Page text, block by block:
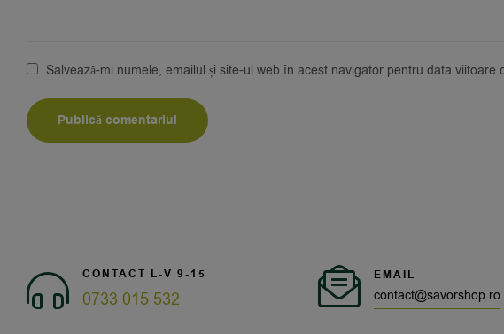
Salvează-mi numele, emailul și site-ul web în acest navigator pentru data viitoare
CONTACT L-V 9-15
0733 015 532
EMAIL
contact@savorshop.ro